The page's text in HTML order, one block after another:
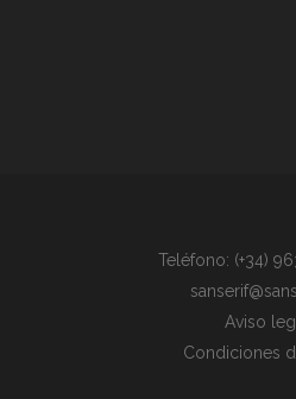
Teléfono: (+34)
Aviso
Condiciones